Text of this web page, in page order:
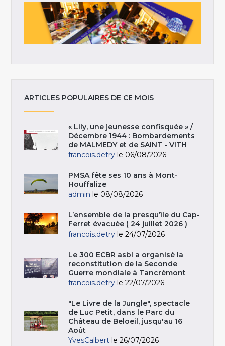
ARTICLES POPULAIRES DE CE MOIS
« Lily, une jeunesse confisquée » /
Décembre 1944 : Bombardements
de MALMEDY et de SAINT - VITH
francois.detry le 06/08/2026
PMSA fête ses 10 ans à Mont-
Houffalize
admin le 08/08/2026
L’ensemble de la presqu’île du Cap-
Ferret évacuée ( 24 juillet 2026 )
francois.detry le 24/07/2026
Le 300 ECBR asbl a organisé la
reconstitution de la Seconde
Guerre mondiale à Tancrémont
francois.detry le 22/07/2026
"Le Livre de la Jungle", spectacle
de Luc Petit, dans le Parc du
Château de Beloeil, jusqu'au 16
Août
YvesCalbert le 26/07/2026